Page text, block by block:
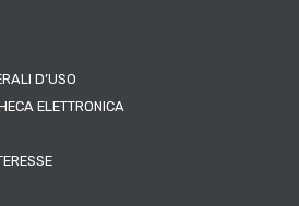
D’USO
ELETTRONICA